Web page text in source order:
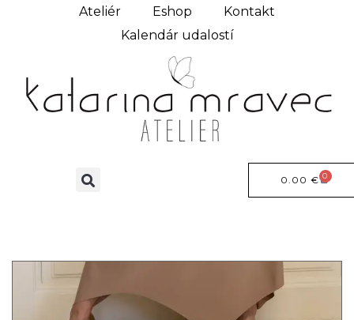
Ateliér Eshop
Kontakt
Kalendár udalostí
0.00 € 0